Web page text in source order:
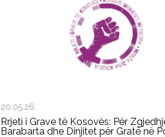
20.05.26
Rrjeti i Grave të Kosovës: Për
Barabarta dhe Dinjitet për Gratë në